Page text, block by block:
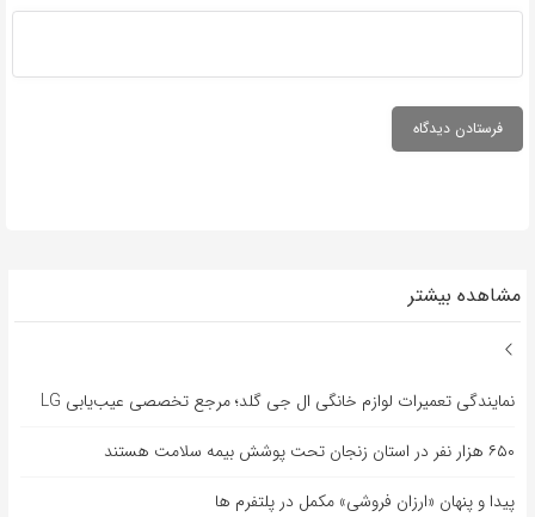
مشاهده بیشتر
نمایندگی تعمیرات لوازم خانگی ال جی گلد؛ مرجع تخصصی عیب‌یابی LG
۶۵۰ هزار نفر در استان زنجان تحت پوشش بیمه سلامت هستند
پیدا و پنهان «ارزان فروشی» مکمل در پلتفرم ها